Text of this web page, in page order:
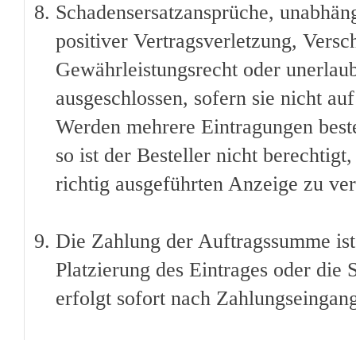
Schadensersatzansprüche,
positiver Vertragsverletzung,
Gewährleistungsrecht oder
ausgeschlossen, sofern sie nicht
Werden mehrere Eintragungen
so ist der Besteller nicht
richtig ausgeführten Anzeige zu
Die Zahlung der Auftragssumme
Platzierung des Eintrages oder die
erfolgt sofort nach